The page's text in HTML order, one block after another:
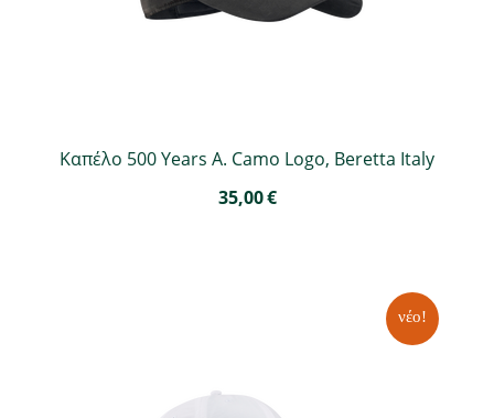
Καπέλο 500 Years A. Camo Logo, Beretta Italy
35,00€
νέο!